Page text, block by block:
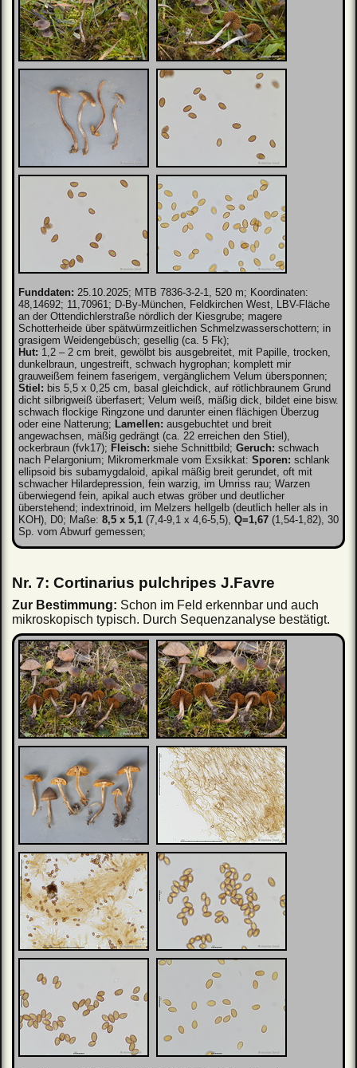
Funddaten: 25.10.2025; MTB 7836-3-2-1, 520 m; Koordinaten:
48,14692; 11,70961; D-By-München, Feldkirchen West, LBV-Fläche
an der Ottendichlerstraße nördlich der Kiesgrube; magere
Schotterheide über spätwürmzeitlichen Schmelzwasserschottern; in
grasigem Weidengebüsch; gesellig (ca. 5 Fk);
Hut: 1,2 – 2 cm breit, gewölbt bis ausgebreitet, mit Papille, trocken,
dunkelbraun, ungestreift, schwach hygrophan; komplett mir
grauweißem feinem faserigem, vergänglichem Velum übersponnen;
Stiel: bis 5,5 x 0,25 cm, basal gleichdick, auf rötlichbraunem Grund
dicht silbrigweiß überfasert; Velum weiß, mäßig dick, bildet eine bisw.
schwach flockige Ringzone und darunter einen flächigen Überzug
oder eine Natterung; Lamellen: ausgebuchtet und breit
angewachsen, mäßig gedrängt (ca. 22 erreichen den Stiel),
ockerbraun (fvk17); Fleisch: siehe Schnittbild; Geruch: schwach
nach Pelargonium; Mikromerkmale vom Exsikkat: Sporen: schlank
ellipsoid bis subamygdaloid, apikal mäßig breit gerundet, oft mit
schwacher Hilardepression, fein warzig, im Umriss rau; Warzen
überwiegend fein, apikal auch etwas gröber und deutlicher
überstehend; indextrinoid, im Melzers hellgelb (deutlich heller als in
KOH), D0; Maße: 8,5 x 5,1(7,4-9,1 x 4,6-5,5), Q=1,67(1,54-1,82), 30
Sp. vom Abwurf gemessen;
Nr. 7: Cortinarius pulchripes J.Favre
Zur Bestimmung: Schon im Feld erkennbar und auch
mikroskopisch typisch. Durch Sequenzanalyse bestätigt.